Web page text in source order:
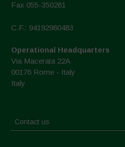
Fax 055-350281
C.F.: 94192980483
Operational Headquarters
Via Macerata 22A
00176 Rome - Italy
Italy
Contact us